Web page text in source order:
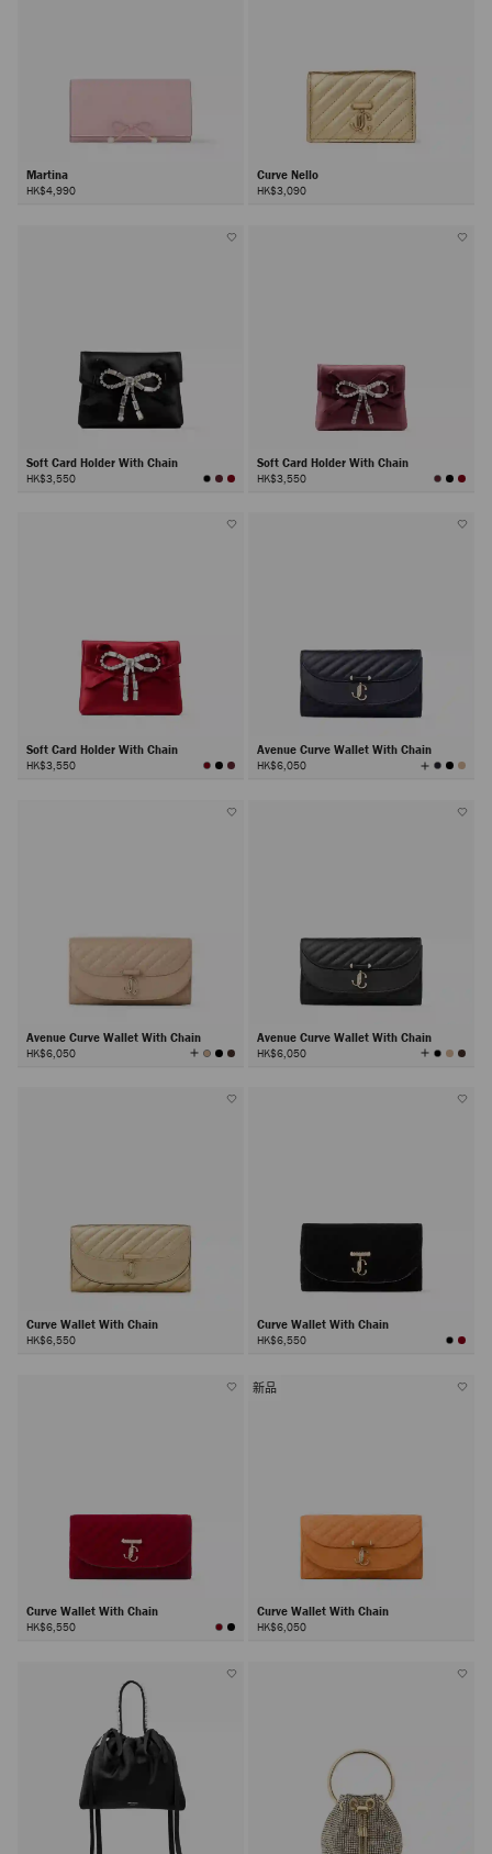
Martina
HK$4,990
Curve Nello
HK$3,090
Soft Card Holder With Chain
HK$3,550
Soft Card Holder With Chain
HK$3,550
Soft Card Holder With Chain
HK$3,550
Avenue Curve Wallet With Chain
HK$6,050 查
看
Avenue Curve Wallet With Chain
HK$6,050 查
看
Avenue Curve Wallet With Chain
HK$6,050 查
看
Curve Wallet With Chain
HK$6,550
Curve Wallet With Chain
HK$6,550
Curve Wallet With Chain
HK$6,550
新品
Curve Wallet With Chain
HK$6,050